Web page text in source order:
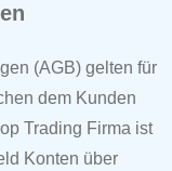
(AGB) gelten für
dem Kunden
Trading Firma ist
Konten über